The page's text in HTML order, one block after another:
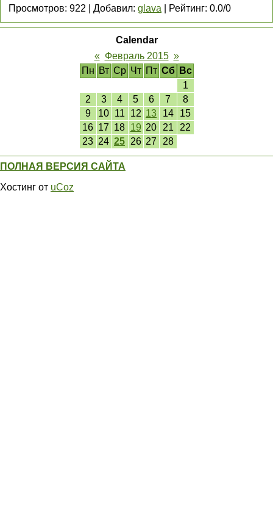
Просмотров: 922 Добавил: glava Рейтинг: 0.0/0
Calendar
« Февраль 2015 »
Пн Вт Ср Чт Пт Сб
Вс
1
2
3 4 5 6 7
8
9
10 11 12 13 14
15
16 17 18 19 20 21
22
23 24 25 26 27 28
ПОЛНАЯ ВЕРСИЯ САЙТА
Хостинг от uCoz